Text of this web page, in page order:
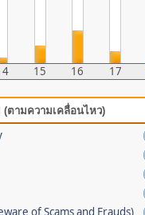
15 16 17
ตามความเคลื่อนไหว)
of Scams and Frauds)